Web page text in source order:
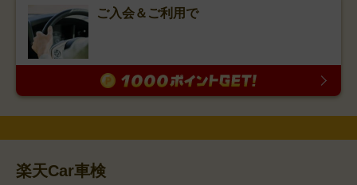
ご入会＆ご利用で
楽天Car車検